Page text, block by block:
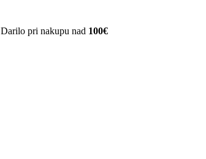
Darilo pri nakupu nad 100€